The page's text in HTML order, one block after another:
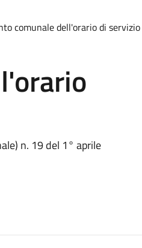
comunale dell'orario di
n. 19 del 1° aprile